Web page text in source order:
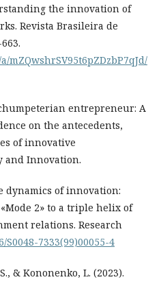
the innovation of
Revista Brasileira de
entrepreneur: A
on the antecedents,
of innovative
Innovation.
dynamics of innovation:
2» to a triple helix of
relations. Research
S0048-7333(99)00055-4
& Kononenko, L. (2023).